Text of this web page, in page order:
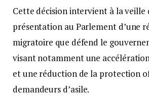
Cette décision intervient à la veille
présentation au Parlement d’une
migratoire que défend le
visant notamment une
et une réduction de la protection
demandeurs d’asile.